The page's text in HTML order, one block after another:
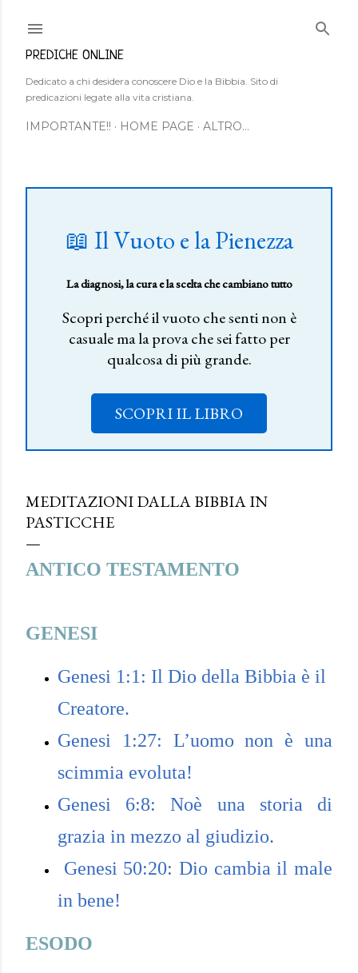
PREDICHE ONLINE
Dedicato a chi desidera conoscere Dio e la Bibbia. Sito di
predicazioni legate alla vita cristiana.
IMPORTANTE!! HOME PAGE ALTRO…
📖 Il Vuoto e la Pienezza
La diagnosi, la cura e la scelta che cambiano tutto
Scopri perché il vuoto che senti non è
casuale ma la prova che sei fatto per
qualcosa di più grande.
SCOPRI IL LIBRO
MEDITAZIONI DALLA BIBBIA IN
PASTICCHE
ANTICO TESTAMENTO
GENESI
Genesi 1:1: Il Dio della Bibbia è il
Creatore.
Genesi 1:27: L’uomo non è una
scimmia evoluta!
Genesi 6:8: Noè una storia di
grazia in mezzo al giudizio.
Genesi 50:20: Dio cambia il male
in bene!
ESODO